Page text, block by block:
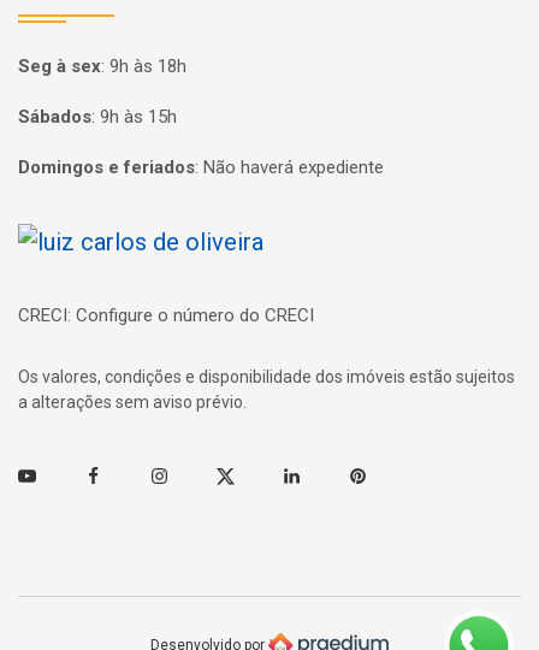
Seg à sex: 9h às 18h
Sábados: 9h às 15h
Domingos e feriados: Não haverá expediente
Página inicial
CRECI: Configure o número do CRECI
Os valores, condições e disponibilidade dos imóveis estão sujeitos
a alterações sem aviso prévio.
Youtube FacebookInstagramTwitter Linkedin Pinterest
Desenvolvido por